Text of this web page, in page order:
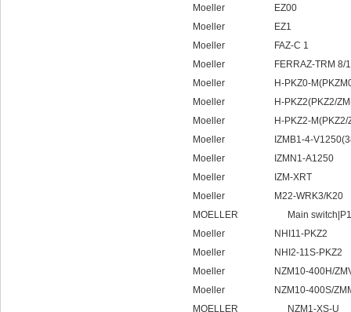
Moeller EZ00
Moeller EZ1
Moeller FAZ-C 1
Moeller FERRAZ-TRM 8/10
Moeller H-PKZ0-
Moeller H-PKZ2(PKZ2/ZM-
Moeller H-PKZ2-M(PKZ2/
Moeller IZMB1-4-
Moeller IZMN1-A1250
Moeller IZM-XRT
Moeller M22-WRK3/K20
MOELLER Main switch|P1-
Moeller NHI11-PKZ2
Moeller NHI2-11S-PKZ2
Moeller NZM10-400H/
Moeller NZM10-400S/
MOELLER NZM1-XS-U